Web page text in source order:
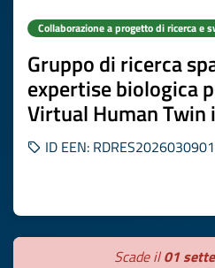
Collaborazione a progetto di ricerca e
Gruppo di ricerca
expertise biologica
Virtual Human Twin
ID EEN:
Scade il01